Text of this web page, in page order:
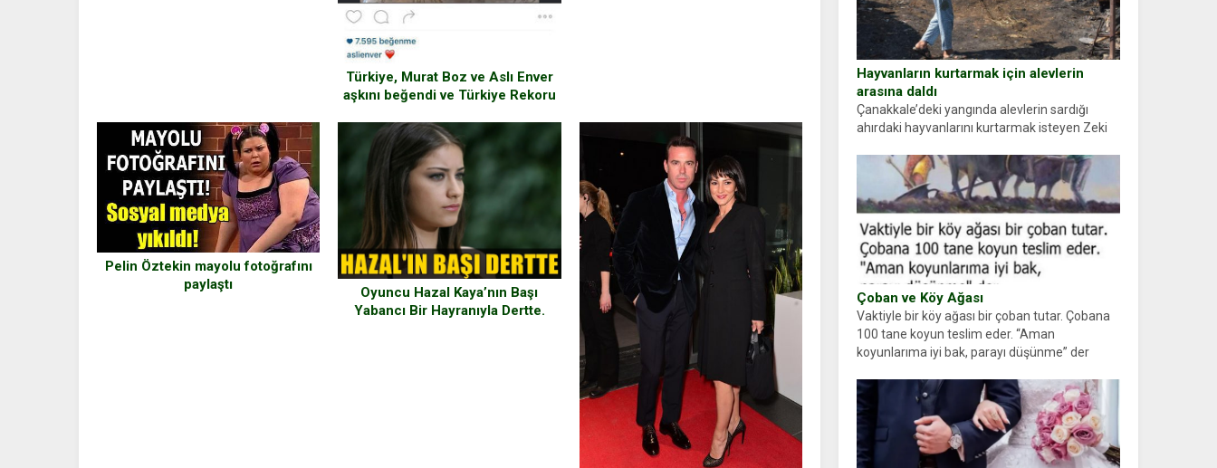
Hayvanların kurtarmak için alevlerin
arasına daldı
Çanakkale’deki yangında alevlerin sardığı
ahırdaki hayvanlarını kurtarmak isteyen Zeki
ellerinde yanıklar oluşan Demir, kâbus dolu
anları anlattı… Merkeze bağlı...
Çoban ve Köy Ağası
Vaktiyle bir köy ağası bir çoban tutar. Çobana
100 tane koyun teslim eder. “Aman
koyunlarıma iyi bak, parayı düşünme” der
Türkiye, Murat Boz ve Aslı Enver
aşkını beğendi ve Türkiye Rekoru
Pelin Öztekin mayolu fotoğrafını
paylaştı
Oyuncu Hazal Kaya’nın Başı
Yabancı Bir Hayranıyla Dertte.